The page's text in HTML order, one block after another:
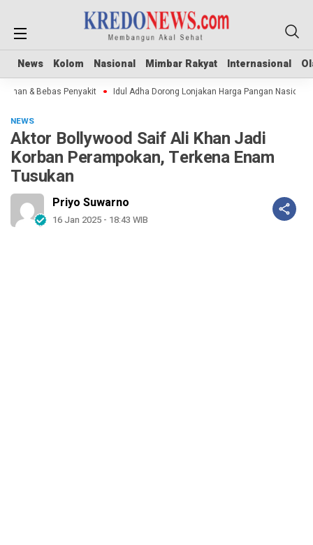
News Kolom Nasional Mimbar Rakyat Internasional
News Kolom Nasional Mimbar Rakyat Internasional
& Bebas Penyakit Idul Adha Dorong Lonjakan Harga Pangan Nasional
NEWS
Aktor Bollywood Saif Ali Khan Jadi
Korban Perampokan, Terkena Enam
Tusukan
Priyo Suwarno
16 Jan 2025 - 18:43 WIB